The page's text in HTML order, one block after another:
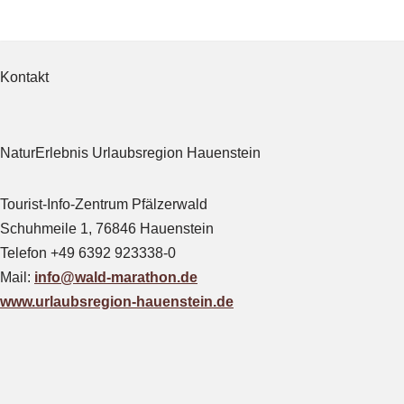
Inhalt
Kontakt
NaturErlebnis Urlaubsregion Hauenstein
Tourist-Info-Zentrum Pfälzerwald
Schuhmeile 1, 76846 Hauenstein
Telefon +49 6392 923338-0
Mail: info@wald-marathon.de
www.urlaubsregion-hauenstein.de